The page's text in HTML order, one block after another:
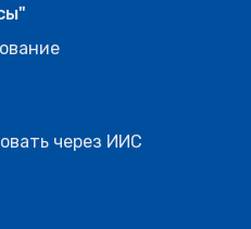
через ИИС